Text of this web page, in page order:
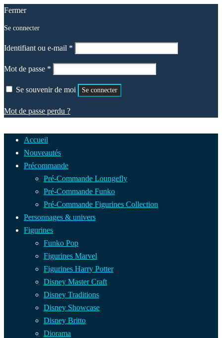
Fermer
Se connecter
Identifiant ou e-mail *
Mot de passe *
Se souvenir de moi Se connecter
Mot de passe perdu ?
Accueil
Nouveautés
Précommande
Pré-Commande Loungefly
Pré-Commande Funko
Pré-Commande Figurines Collection
Personnages & univers
Figurines
Funko Pop
Figurines Marvel
Figurines Harry Potter
Disney Master Craft
Disney Traditions
Disney Showcase
Disney Britto
Diorama